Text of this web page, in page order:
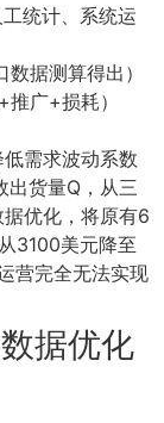
统计、系统运
据测算得出）
广+损耗）
需求波动系数
出货量Q，从三
优化，将原有6
3100美元降至
营完全无法实现
据优化